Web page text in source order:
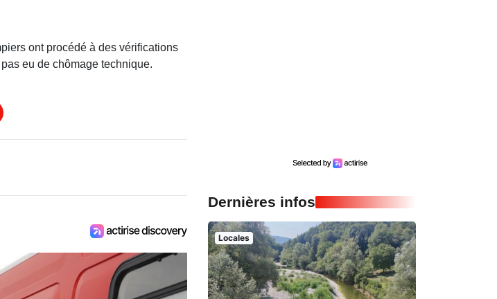
ont procédé à des vérifications
eu de chômage technique.
Dernières infos
Locales